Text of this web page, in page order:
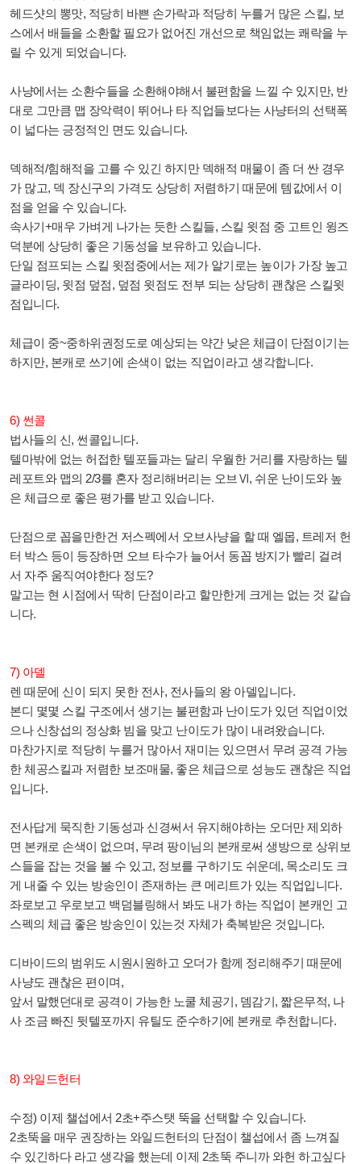
헤드샷의 뽕맛, 적당히 바쁜 손가락과 적당히 누를거 많은 스킬, 보
스에서 배들을 소환할 필요가 없어진 개선으로 책임없는 쾌락을 누
릴 수 있게 되었습니다.
사냥에서는 소환수들을 소환해야해서 불편함을 느낄 수 있지만, 반
대로 그만큼 맵 장악력이 뛰어나 타 직업들보다는 사냥터의 선택폭
이 넓다는 긍정적인 면도 있습니다.
덱해적/힘해적을 고를 수 있긴 하지만 덱해적 매물이 좀 더 싼 경우
가 많고, 덱 장신구의 가격도 상당히 저렴하기 때문에 템값에서 이
점을 얻을 수 있습니다.
속사기+매우 가벼게 나가는 듯한 스킬들, 스킬 윗점 중 고트인 윙즈
덕분에 상당히 좋은 기동성을 보유하고 있습니다.
단일 점프되는 스킬 윗점중에서는 제가 알기로는 높이가 가장 높고
글라이딩, 윗점 덮점, 덮점 윗점도 전부 되는 상당히 괜찮은 스킬윗
점입니다.
체급이 중~중하위권정도로 예상되는 약간 낮은 체급이 단점이기는
하지만, 본캐로 쓰기에 손색이 없는 직업이라고 생각합니다.
6) 썬콜
법사들의 신, 썬콜입니다.
텔마밖에 없는 허접한 텔포들과는 달리 우월한 거리를 자랑하는 텔
레포트와 맵의 2/3를 혼자 정리해버리는 오브Ⅵ, 쉬운 난이도와 높
은 체급으로 좋은 평가를 받고 있습니다.
단점으로 꼽을만한건 저스펙에서 오브사냥을 할 때 엘몹, 트레저 헌
터 박스 등이 등장하면 오브 타수가 늘어서 동꼽 방지가 빨리 걸려
서 자주 움직여야한다 정도?
말고는 현 시점에서 딱히 단점이라고 할만한게 크게는 없는 것 같습
니다.
7) 아델
렌 때문에 신이 되지 못한 전사, 전사들의 왕 아델입니다.
본디 몇몇 스킬 구조에서 생기는 불편함과 난이도가 있던 직업이었
으나 신창섭의 정상화 빔을 맞고 난이도가 많이 내려왔습니다.
마찬가지로 적당히 누를거 많아서 재미는 있으면서 무려 공격 가능
한 체공스킬과 저렴한 보조매물, 좋은 체급으로 성능도 괜찮은 직업
입니다.
전사답게 묵직한 기동성과 신경써서 유지해야하는 오더만 제외하
면 본캐로 손색이 없으며, 무려 팡이님의 본캐로써 생방으로 상위보
스들을 잡는 것을 볼 수 있고, 정보를 구하기도 쉬운데, 목소리도 크
게 내줄 수 있는 방송인이 존재하는 큰 메리트가 있는 직업입니다.
좌로보고 우로보고 백덤블링해서 봐도 내가 하는 직업이 본캐인 고
스펙의 체급 좋은 방송인이 있는것 자체가 축복받은 것입니다.
디바이드의 범위도 시원시원하고 오더가 함께 정리해주기 때문에
사냥도 괜찮은 편이며,
앞서 말했던대로 공격이 가능한 노쿨 체공기, 뎀감기, 짧은무적, 나
사 조금 빠진 뒷텔포까지 유틸도 준수하기에 본캐로 추천합니다.
8) 와일드헌터
수정) 이제 챌섭에서 2초+주스탯 뚝을 선택할 수 있습니다.
2초뚝을 매우 권장하는 와일드헌터의 단점이 챌섭에서 좀 느껴질
수 있긴하다 라고 생각을 했는데 이제 2초뚝 주니까 와헌 하고싶다